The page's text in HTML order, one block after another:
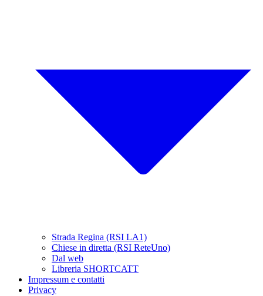
Strada Regina (RSI LA1)
Chiese in diretta (RSI ReteUno)
Dal web
Libreria SHORTCATT
Impressum e contatti
Privacy